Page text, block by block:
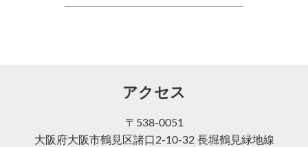
アクセス
〒538-0051
大阪府大阪市鶴見区諸口2-10-32 長堀鶴見緑地線